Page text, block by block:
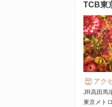
TCB東
アク
JR高田馬
東京メト